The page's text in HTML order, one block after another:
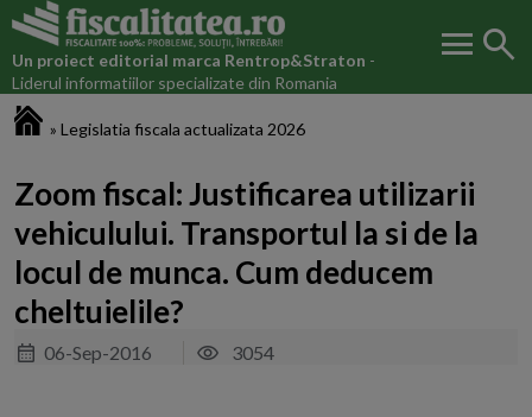
Un proiect editorial marca Rentrop&Straton -
Liderul informatiilor specializate din Romania
menu search
» Legislatia fiscala actualizata 2026
Zoom fiscal: Justificarea utilizarii
vehiculului. Transportul la si de la
locul de munca. Cum deducem
cheltuielile?
06-Sep-2016 3054